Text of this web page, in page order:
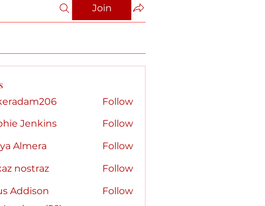
Join
Follow
Jenkins
Follow
Almera
Follow
nostraz
Follow
Addison
Follow